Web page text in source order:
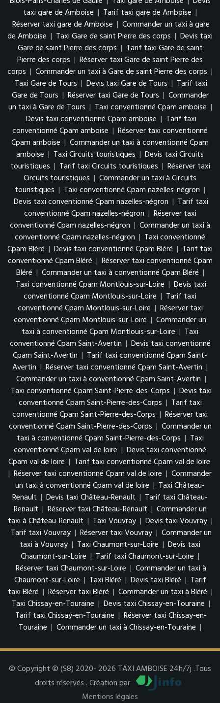
taxi gare de Amboise | Tarif taxi gare de Amboise |
Réserver taxi gare de Amboise | Commander un taxi à gare
de Amboise | Taxi Gare de saint Pierre des corps | Devis taxi
Gare de saint Pierre des corps | Tarif taxi Gare de saint
Pierre des corps | Réserver taxi Gare de saint Pierre des
corps | Commander un taxi à Gare de saint Pierre des corps |
Taxi Gare de Tours | Devis taxi Gare de Tours | Tarif taxi
Gare de Tours | Réserver taxi Gare de Tours | Commander
un taxi à Gare de Tours | Taxi conventionné Cpam amboise |
Devis taxi conventionné Cpam amboise | Tarif taxi
conventionné Cpam amboise | Réserver taxi conventionné
Cpam amboise | Commander un taxi à conventionné Cpam
amboise | Taxi Circuits touristiques | Devis taxi Circuits
touristiques | Tarif taxi Circuits touristiques | Réserver taxi
Circuits touristiques | Commander un taxi à Circuits
touristiques | Taxi conventionné Cpam nazelles-négron |
Devis taxi conventionné Cpam nazelles-négron | Tarif taxi
conventionné Cpam nazelles-négron | Réserver taxi
conventionné Cpam nazelles-négron | Commander un taxi à
conventionné Cpam nazelles-négron | Taxi conventionné
Cpam Bléré | Devis taxi conventionné Cpam Bléré | Tarif taxi
conventionné Cpam Bléré | Réserver taxi conventionné Cpam
Bléré | Commander un taxi à conventionné Cpam Bléré |
Taxi conventionné Cpam Montlouis-sur-Loire | Devis taxi
conventionné Cpam Montlouis-sur-Loire | Tarif taxi
conventionné Cpam Montlouis-sur-Loire | Réserver taxi
conventionné Cpam Montlouis-sur-Loire | Commander un
taxi à conventionné Cpam Montlouis-sur-Loire | Taxi
conventionné Cpam Saint-Avertin | Devis taxi conventionné
Cpam Saint-Avertin | Tarif taxi conventionné Cpam Saint-
Avertin | Réserver taxi conventionné Cpam Saint-Avertin |
Commander un taxi à conventionné Cpam Saint-Avertin |
Taxi conventionné Cpam Saint-Pierre-des-Corps | Devis taxi
conventionné Cpam Saint-Pierre-des-Corps | Tarif taxi
conventionné Cpam Saint-Pierre-des-Corps | Réserver taxi
conventionné Cpam Saint-Pierre-des-Corps | Commander un
taxi à conventionné Cpam Saint-Pierre-des-Corps | Taxi
conventionné Cpam val de loire | Devis taxi conventionné
Cpam val de loire | Tarif taxi conventionné Cpam val de loire
| Réserver taxi conventionné Cpam val de loire | Commander
un taxi à conventionné Cpam val de loire | Taxi Château-
Renault | Devis taxi Château-Renault | Tarif taxi Château-
Renault | Réserver taxi Château-Renault | Commander un
taxi à Château-Renault | Taxi Vouvray | Devis taxi Vouvray |
Tarif taxi Vouvray | Réserver taxi Vouvray | Commander un
taxi à Vouvray | Taxi Chaumont-sur-Loire | Devis taxi
Chaumont-sur-Loire | Tarif taxi Chaumont-sur-Loire |
Réserver taxi Chaumont-sur-Loire | Commander un taxi à
Chaumont-sur-Loire | Taxi Bléré | Devis taxi Bléré | Tarif
taxi Bléré | Réserver taxi Bléré | Commander un taxi à Bléré |
Taxi Chissay-en-Touraine | Devis taxi Chissay-en-Touraine |
Tarif taxi Chissay-en-Touraine | Réserver taxi Chissay-en-
Touraine | Commander un taxi à Chissay-en-Touraine |
© Copyright © (S8) 2020- 2026 TAXI AMBOISE 24h/7j .Tous
droits réservés . Création par
Mentions légales